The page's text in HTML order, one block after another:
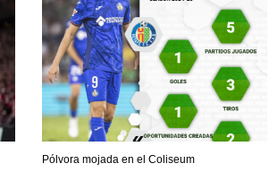
Pólvora mojada en el Coliseum